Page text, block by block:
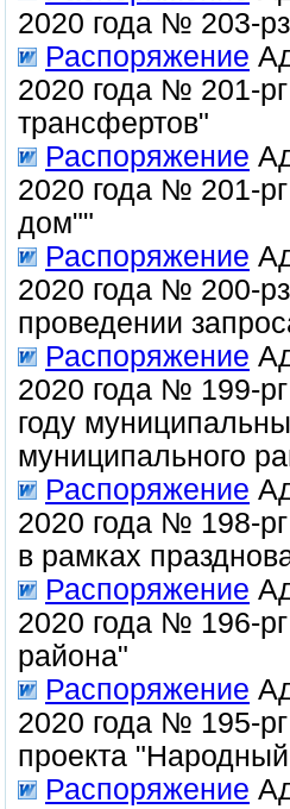
2020 года № 203-
Распоряжение
2020 года № 201-
трансфертов"
Распоряжение
2020 года № 201-
дом""
Распоряжение
2020 года № 200-
проведении
Распоряжение
2020 года № 199-
году
муниципального
Распоряжение
2020 года № 198-
в рамках
Распоряжение
2020 года № 196-
района"
Распоряжение
2020 года № 195-
проекта
Распоряжение